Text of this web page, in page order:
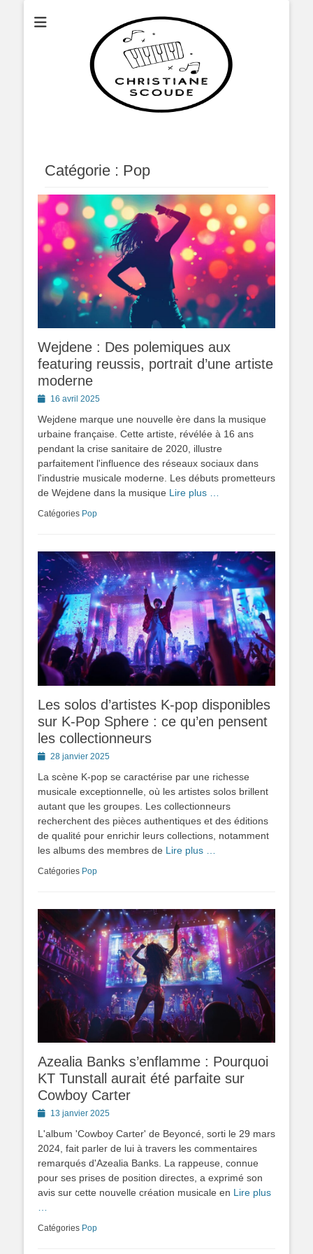
Christianescoude
Catégorie : Pop
Wejdene : Des polemiques aux
featuring reussis, portrait d’une artiste
moderne
Posted16 avril 2025
Wejdene marque une nouvelle ère dans la musique
urbaine française. Cette artiste, révélée à 16 ans
pendant la crise sanitaire de 2020, illustre
parfaitement l'influence des réseaux sociaux dans
l'industrie musicale moderne. Les débuts prometteurs
de Wejdene dans la musique Lire plus …
Catégories Pop
Les solos d’artistes K-pop disponibles
sur K-Pop Sphere : ce qu’en pensent
les collectionneurs
Posted28 janvier 2025
La scène K-pop se caractérise par une richesse
musicale exceptionnelle, où les artistes solos brillent
autant que les groupes. Les collectionneurs
recherchent des pièces authentiques et des éditions
de qualité pour enrichir leurs collections, notamment
les albums des membres de Lire plus …
Catégories Pop
Azealia Banks s’enflamme : Pourquoi
KT Tunstall aurait été parfaite sur
Cowboy Carter
Posted13 janvier 2025
L'album 'Cowboy Carter' de Beyoncé, sorti le 29 mars
2024, fait parler de lui à travers les commentaires
remarqués d'Azealia Banks. La rappeuse, connue
pour ses prises de position directes, a exprimé son
avis sur cette nouvelle création musicale en Lire plus
Catégories Pop